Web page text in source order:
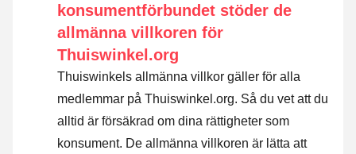
konsumentförbundet stöder de
allmänna villkoren för
Thuiswinkel.org
Thuiswinkels allmänna villkor gäller för alla
medlemmar på Thuiswinkel.org. Så du vet att du
alltid är försäkrad om dina rättigheter som
konsument. De allmänna villkoren är lätta att